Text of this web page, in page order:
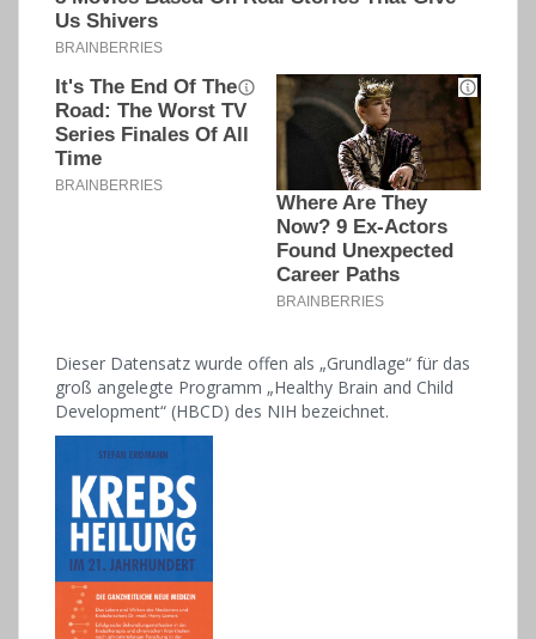
Dieser Datensatz wurde offen als „Grundlage“ für das
groß angelegte Programm „Healthy Brain and Child
Development“ (HBCD) des NIH bezeichnet.